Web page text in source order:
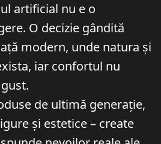
artificial nu e o
O decizie gândită
modern, unde natura și
iar confortul nu
de ultimă generație,
și estetice – create